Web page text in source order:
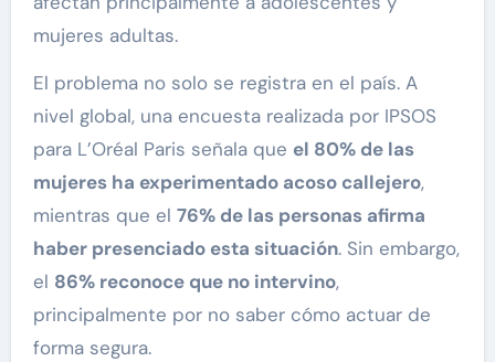
mujeres adultas.
El problema no solo se registra en el país. A
nivel global, una encuesta realizada por IPSOS
para L’Oréal Paris señala que el 80% de las
mujeres ha experimentado acoso callejero,
mientras que el 76% de las personas afirma
haber presenciado esta situación. Sin embargo,
el 86% reconoce que no intervino,
principalmente por no saber cómo actuar de
forma segura.